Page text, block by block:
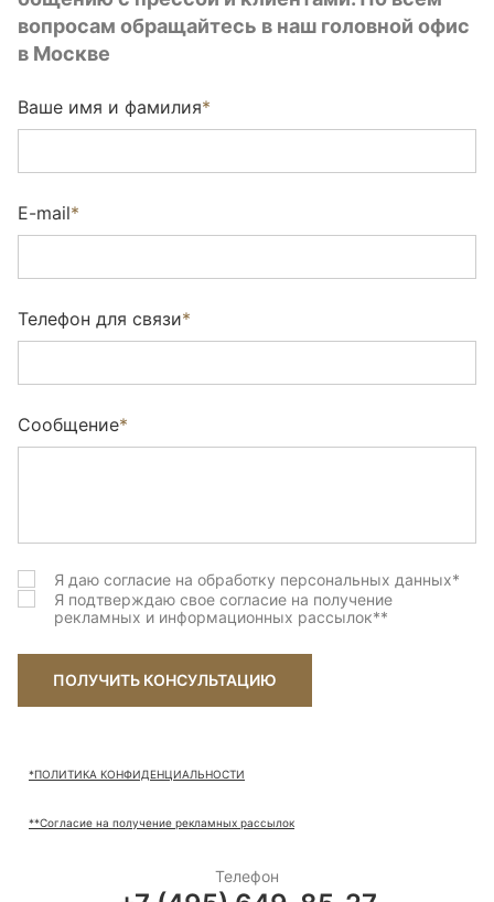
вопросам обращайтесь в наш головной офис
в Москве
Ваше имя и фамилия*
E-mail*
Телефон для связи*
Сообщение*
Я даю согласие на обработку персональных данных*
Я подтверждаю свое согласие на получение
рекламных и информационных рассылок**
ПОЛУЧИТЬ КОНСУЛЬТАЦИЮ
*ПОЛИТИКА КОНФИДЕНЦИАЛЬНОСТИ
**Согласие на получение рекламных рассылок
Телефон